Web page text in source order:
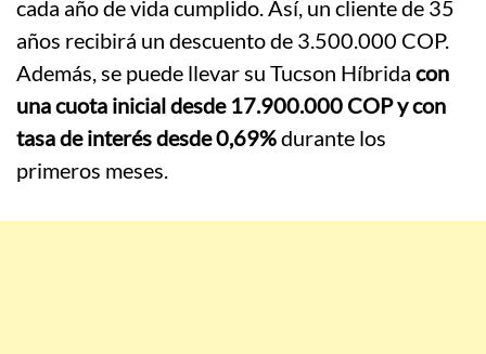
cada año de vida cumplido. Así, un cliente de 35
años recibirá un descuento de 3.500.000 COP.
Además, se puede llevar su Tucson Híbrida con
una cuota inicial desde 17.900.000 COP y con
tasa de interés desde 0,69%durante los
primeros meses.